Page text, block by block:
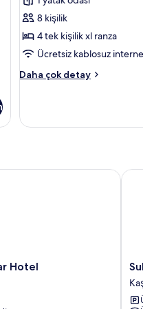
8 kişilik
4 tek kişilik xl ranza
Ücretsiz kablosuz
Daha çok detay
Comfort
Karma
daha
Hotel
Sulo